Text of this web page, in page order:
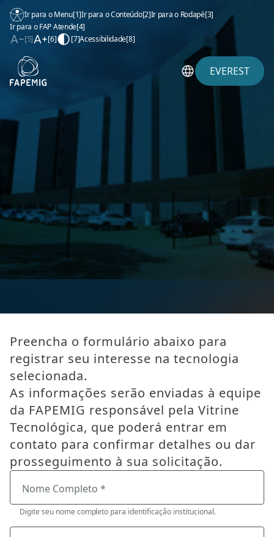
Ir para o Menu[1]Ir para o Conteúdo[2]Ir para o Rodapé[3]
Ir para o FAP Atende[4]
[5]
[6] [7]Acessibilidade[8]
EVEREST
Preencha o formulário abaixo para
registrar seu interesse na tecnologia
selecionada.
As informações serão enviadas à equipe
da FAPEMIG responsável pela Vitrine
Tecnológica, que poderá entrar em
contato para confirmar detalhes ou dar
prosseguimento à sua solicitação.
Nome Completo *
Digite seu nome completo para identificação institucional.